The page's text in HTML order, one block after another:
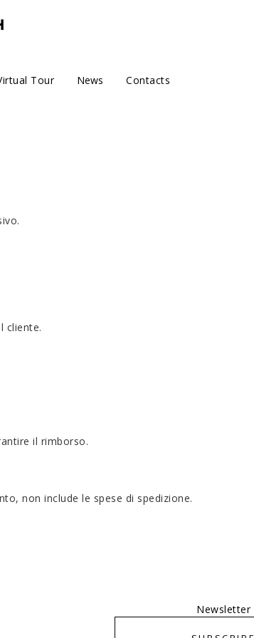
Tour News Contacts
cliente.
il rimborso.
non include le spese di spedizione.
Newsletter